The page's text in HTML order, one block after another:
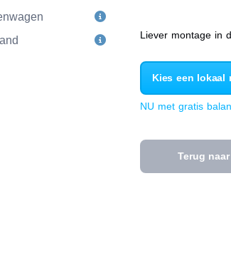
Liever montage in
Kies een lokaal
NU met gratis
Terug